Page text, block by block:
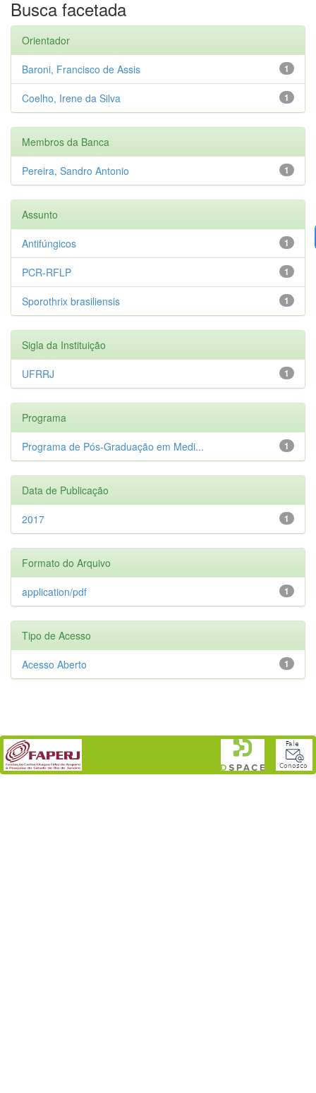
Busca facetada
Orientador
1
Baroni, Francisco de Assis
1
Coelho, Irene da Silva
Membros da Banca
1
Pereira, Sandro Antonio
Assunto
1
Antifúngicos
1
PCR-RFLP
1
Sporothrix brasiliensis
Sigla da Instituição
1
UFRRJ
Programa
1
Programa de Pós-Graduação em Medi...
Data de Publicação
1
2017
Formato do Arquivo
1
application/pdf
Tipo de Acesso
1
Acesso Aberto